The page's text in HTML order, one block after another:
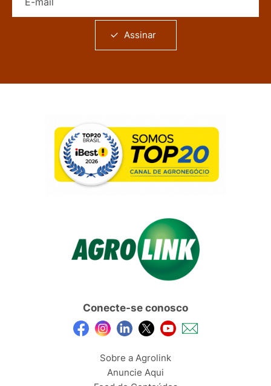
Assinar
Conecte-se conosco
Sobre a Agrolink
Anuncie Aqui